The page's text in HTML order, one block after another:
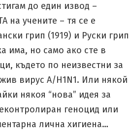
до един извод –
на учените – тя се е
грип (1919) и Руски грип
има, но само ако сте в
където по неизвестни за
вирус A/H1N1. Или някой
някоя “нова” идея за
геноцид или
лична хигиена…